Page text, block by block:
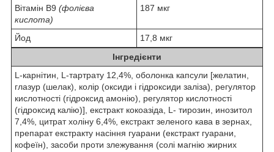
Вітамін В9 (фолієва
кислота)
187 мкг
Йод
17,8 мкг
Інгредієнти
L-карнітин, L-тартрату 12,4%, оболонка капсули [желатин,
глазур (шелак), колір (оксиди і гідроксиди заліза), регулятор
кислотності (гідроксид амонію), регулятор кислотності
(гідроксид калію)], екстракт кокоазіда, L- тирозин, инозитол
7,4%, цитрат холіну 6,4%, екстракт зеленого кава в зернах,
препарат екстракту насіння гуарани (екстракт гуарани,
кофеїн), засоби проти злежування (солі магнію жирних